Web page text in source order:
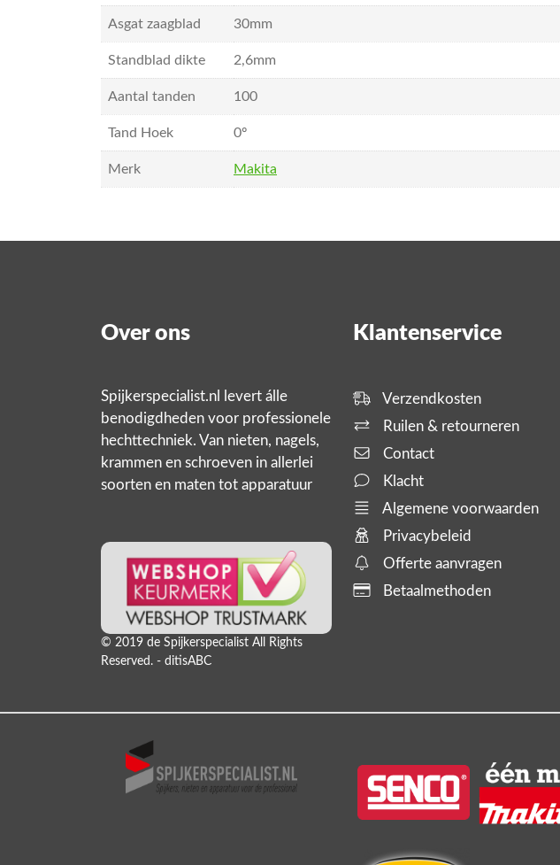
Asgat zaagblad 30mm
Standblad dikte 2,6mm
Aantal tanden 100
Tand Hoek 0º
Merk Makita
Over ons
Spijkerspecialist.nl levert álle
benodigdheden voor professionele
hechttechniek. Van nieten, nagels,
krammen en schroeven in allerlei
soorten en maten tot apparatuur
producten,
© 2019 de Spijkerspecialist All Rights
Reserved. - ditisABC
Klantenservice
Verzendkosten
Ruilen & retourneren
Contact
Klacht
Algemene voorwaarden
Privacybeleid
Offerte aanvragen
Betaalmethoden